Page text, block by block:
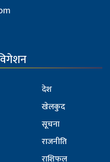
देश
खेलकुद
सूचना
राजनीति
राशिफल